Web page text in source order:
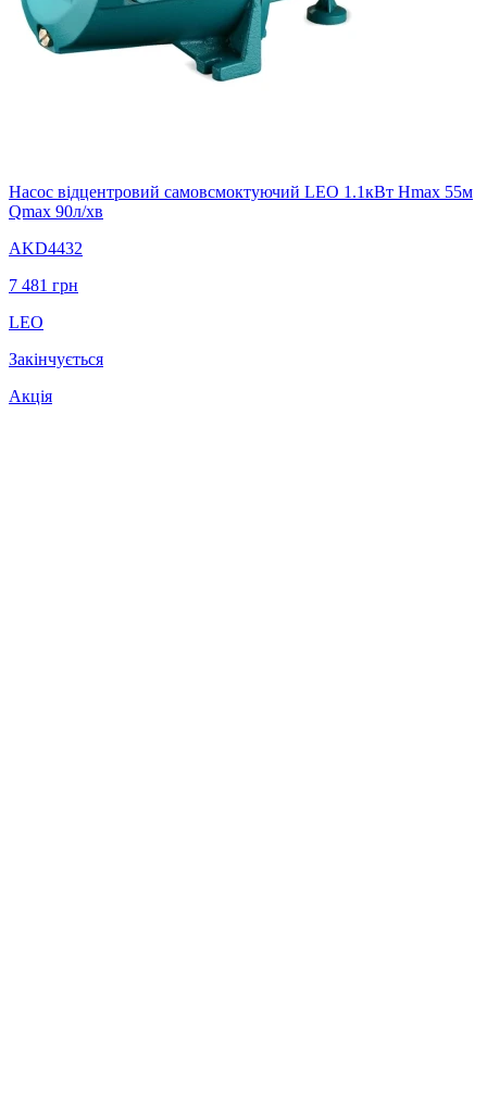
Насос відцентровий самовсмоктуючий LEO 1.1кВт Hmax 55м
Qmax 90л/хв
AKD4432
7 481 грн
LEO
Закінчується
Акція